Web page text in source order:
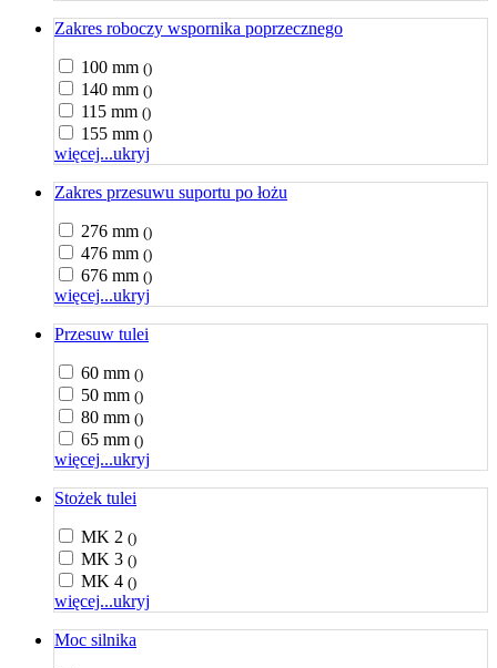
Zakres roboczy wspornika poprzecznego
100 mm ()
140 mm ()
115 mm ()
155 mm ()
więcej...ukryj
Zakres przesuwu suportu po łożu
276 mm ()
476 mm ()
676 mm ()
więcej...ukryj
Przesuw tulei
60 mm ()
50 mm ()
80 mm ()
65 mm ()
więcej...ukryj
Stożek tulei
MK 2 ()
MK 3 ()
MK 4 ()
więcej...ukryj
Moc silnika